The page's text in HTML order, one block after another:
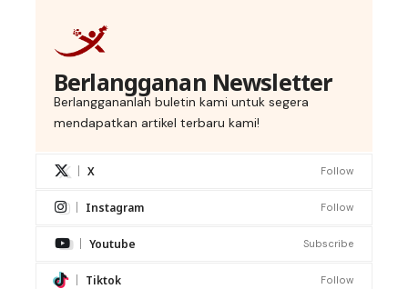
Berlangganan Newsletter
Berlanggananlah buletin kami untuk segera
mendapatkan artikel terbaru kami!
X Follow
Instagram Follow
Youtube Subscribe
Tiktok Follow